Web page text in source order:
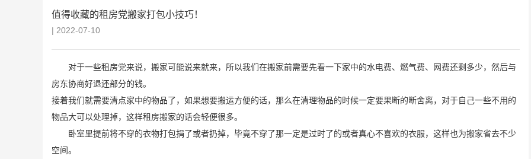
值得收藏的租房党搬家打包小技巧！
| 2022-07-10
对于一些租房党来说，搬家可能说来就来，所以我们在搬家前需要先看一下家中的水电费、燃气费、网费还剩多少，然后与
房东协商好退还部分的钱。
接着我们就需要清点家中的物品了，如果想要搬运方便的话，那么在清理物品的时候一定要果断的断舍离，对于自己一些不用的
物品大可以处理掉，这样租房搬家的话会轻便很多。
卧室里提前将不穿的衣物打包捐了或者扔掉，毕竟不穿了那一定是过时了的或者真心不喜欢的衣服，这样也为搬家省去不少
空间。